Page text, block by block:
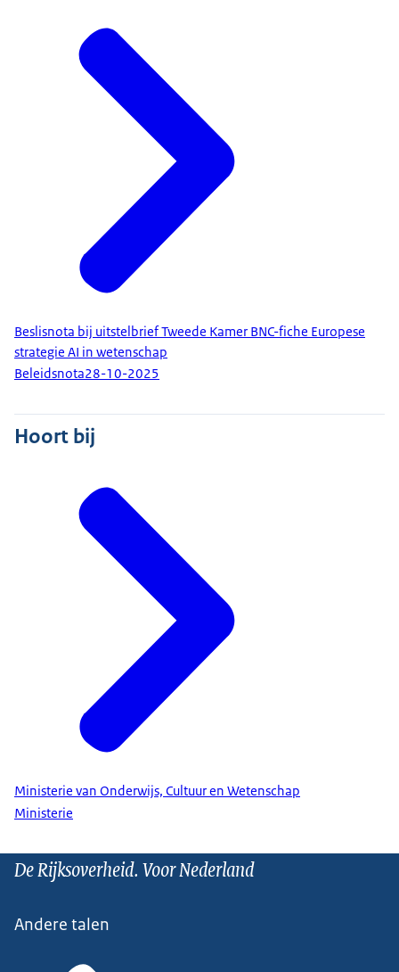
Beslisnota bij uitstelbrief Tweede Kamer BNC-fiche Europese
strategie AI in wetenschap
Beleidsnota28-10-2025
Hoort bij
Ministerie van Onderwijs, Cultuur en Wetenschap
Ministerie
De Rijksoverheid. Voor Nederland
Andere talen